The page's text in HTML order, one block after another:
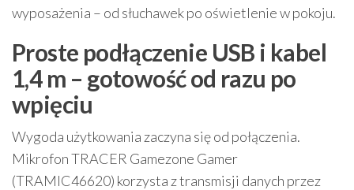
wyposażenia – od słuchawek po oświetlenie w pokoju.
Proste podłączenie USB i kabel
1,4 m – gotowość od razu po
wpięciu
Wygoda użytkowania zaczyna się od połączenia.
Mikrofon TRACER Gamezone Gamer
(TRAMIC46620) korzysta z transmisji danych przez